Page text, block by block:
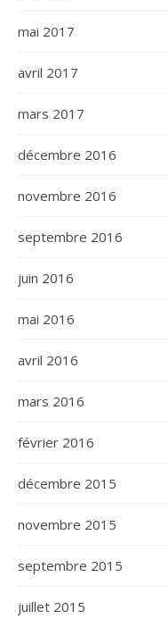
mai 2017
avril 2017
mars 2017
décembre 2016
novembre 2016
septembre 2016
juin 2016
mai 2016
avril 2016
mars 2016
février 2016
décembre 2015
novembre 2015
septembre 2015
juillet 2015